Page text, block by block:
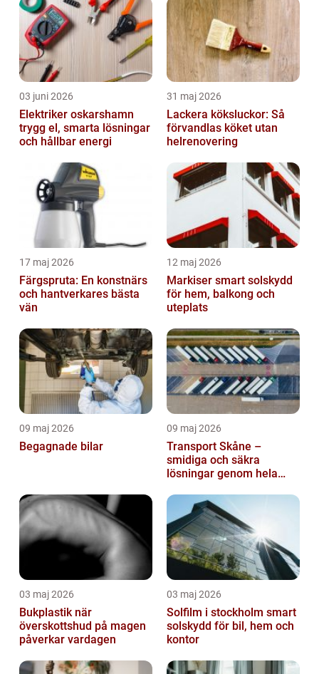
03 juni 2026
Elektriker oskarshamn
trygg el, smarta lösningar
och hållbar energi
31 maj 2026
Lackera köksluckor: Så
förvandlas köket utan
helrenovering
17 maj 2026
Färgspruta: En konstnärs
och hantverkares bästa
vän
12 maj 2026
Markiser smart solskydd
för hem, balkong och
uteplats
09 maj 2026
Begagnade bilar
09 maj 2026
Transport Skåne –
smidiga och säkra
lösningar genom hela
03 maj 2026
Bukplastik när
överskottshud på magen
påverkar vardagen
03 maj 2026
Solfilm i stockholm smart
solskydd för bil, hem och
kontor